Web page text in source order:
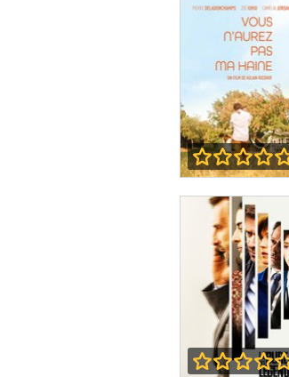
Vous n'aurez
ma haine